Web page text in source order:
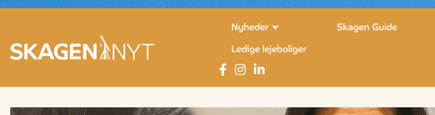
Nyheder Skagen Guide
Ledige lejeboliger